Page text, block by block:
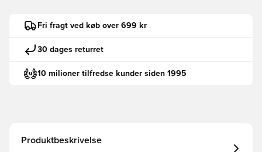
Fri fragt ved køb over 699 kr
30 dages returret
10 milioner tilfredse kunder siden 1995
Produktbeskrivelse